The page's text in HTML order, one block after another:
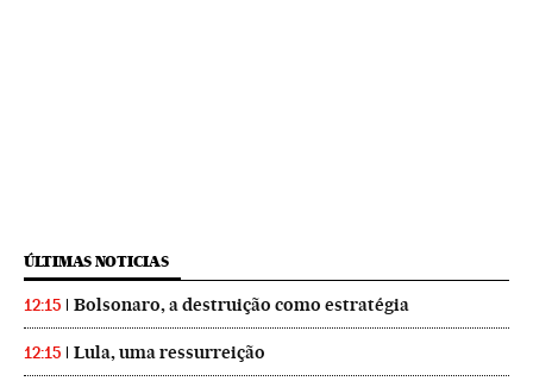
ÚLTIMAS NOTICIAS
12:15 Bolsonaro, a destruição como estratégia
12:15 Lula, uma ressurreição